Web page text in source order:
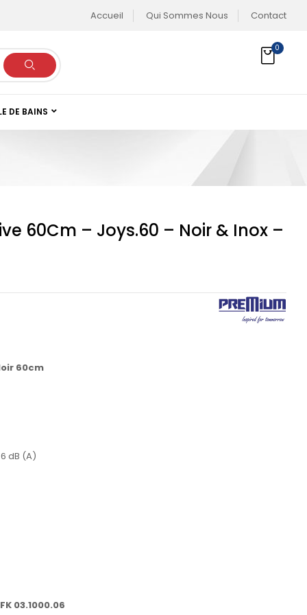
Accueil Qui Sommes Nous Contact
0
DE BAINS
60Cm – Joys.60 – Noir & Inox –
60cm
dB (A)
03.1000.06